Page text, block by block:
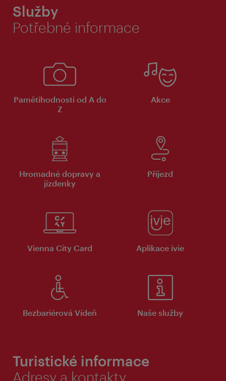
Služby
Potřebné informace
Pamětihodnosti od A do
Z
Akce
Hromadné dopravy a
jízdenky
Příjezd
Vienna City Card Aplikace ivie
Bezbariérová Vídeň Naše služby
Turistické informace
Adresy a kontakty